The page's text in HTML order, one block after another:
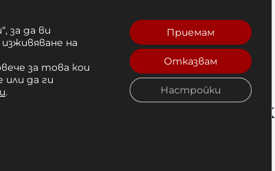
Everlast Spark Black
за да ви
на
за това кои
или да ги
.
Приемам
Отказвам
Настройки